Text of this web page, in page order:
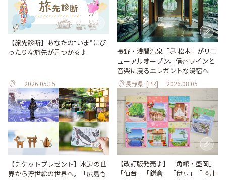
【旅先診断】あなたの“いま”にぴ
ったりな旅先が見つかる♪
2026.05.15
長野・浅間温泉「界 松本」がリニ
ューアルオープン。信州ワインと
音楽に浸るエレガントな湯宿へ
長野県 [PR] 2026.08.05
【チケットプレゼント】水辺の世
界から浮世絵の世界へ。「広島も
【改訂版発売♪】「角館・盛岡」
「仙台」「鎌倉」「伊豆」「軽井